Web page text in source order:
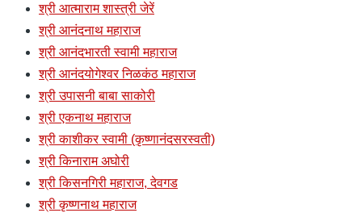
श्री आत्माराम शास्त्री जेरें
श्री आनंदनाथ महाराज
श्री आनंदभारती स्वामी महाराज
श्री आनंदयोगेश्वर निळकंठ महाराज
श्री उपासनी बाबा साकोरी
श्री एकनाथ महाराज
श्री काशीकर स्वामी (कृष्णानंदसरस्वती)
श्री किनाराम अघोरी
श्री किसनगिरी महाराज, देवगड
श्री कृष्णनाथ महाराज